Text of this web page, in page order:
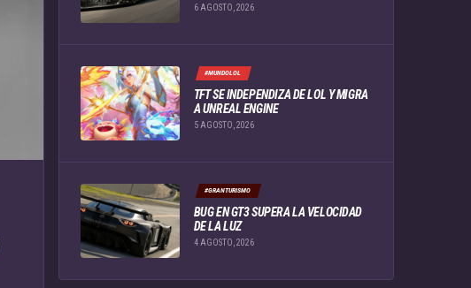
6 AGOSTO, 2026
#MUNDOLOL
TFT SE INDEPENDIZA DE LOL Y MIGRA
A UNREAL ENGINE
5 AGOSTO, 2026
#GRANTURISMO
BUG EN GT3 SUPERA LA VELOCIDAD
DE LA LUZ
4 AGOSTO, 2026